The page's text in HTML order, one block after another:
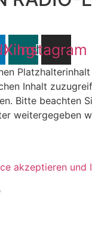
Xing
Instagram
Inhalt
Bitte beachten
weitergegeben
akzeptieren und